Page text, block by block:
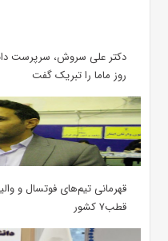
دکتر علی سروش، سرپرست
روز ماما را تبریک گفت
قهرمانی تیم‌های فوتسال و
قطب۷ کشور